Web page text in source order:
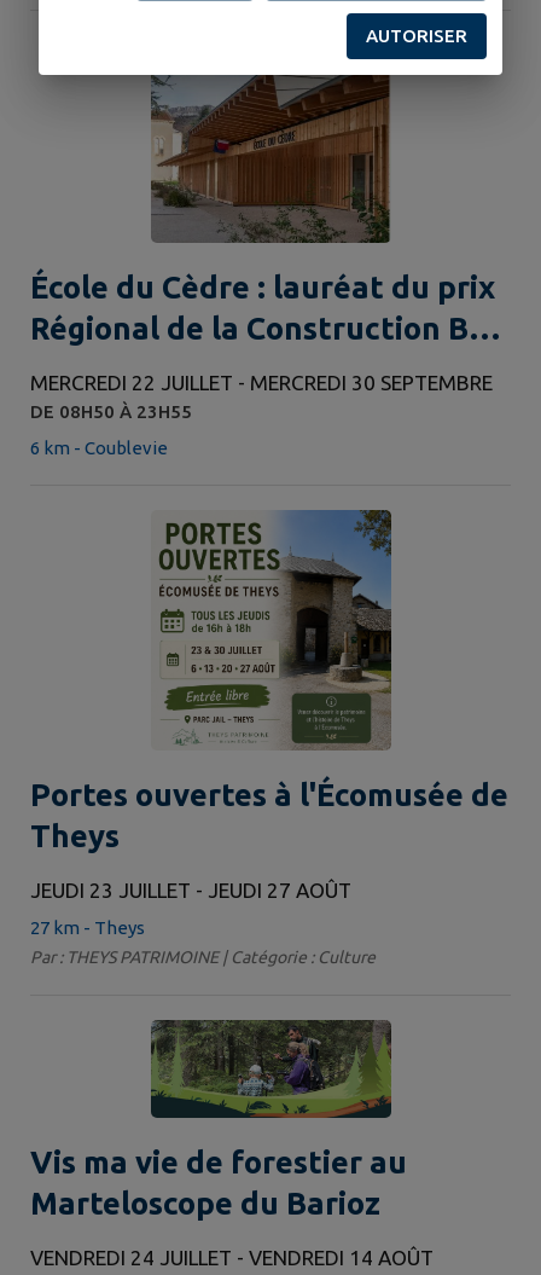
École du Cèdre : lauréat du prix
Régional de la Construction Bois
2026
MERCREDI 22 JUILLET - MERCREDI 30 SEPTEMBRE
DE 08H50 À 23H55
6 km - Coublevie
Portes ouvertes à l'Écomusée de
Theys
JEUDI 23 JUILLET - JEUDI 27 AOÛT
27 km - Theys
Par : THEYS PATRIMOINE | Catégorie : Culture
Vis ma vie de forestier au
Marteloscope du Barioz
VENDREDI 24 JUILLET - VENDREDI 14 AOÛT
AUTORISER